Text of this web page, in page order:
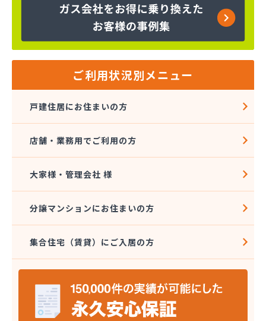
京都府LPガス協会（一般社団法人）・保安センター
京都府LPガス協会（一般社団法人） 保安センター
北部支所
広瀬産業株式会社
三幸ガス株式会社
山大燃料工業株式会社
小谷産業株式会社
小谷産業株式会社 宮津充填所
小谷商店
松川油業
上京物産有限会社
上原成商事株式会社 US国道伏見エコ・ステーシ
ョン
上原成商事株式会社 京都油槽所
上原成商事株式会社 国道伏見SS
上原成商事株式会社 市役所前SS
ご利用状況別メニュー
戸建住居にお住まいの方
店舗・業務用でご利用の方
大家様・管理会社 様
分譲マンションにお住まいの方
集合住宅（賃貸）にご入居の方